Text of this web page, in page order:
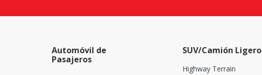
Automóvil de
Pasajeros
SUV/Camión Ligero
Highway Terrain